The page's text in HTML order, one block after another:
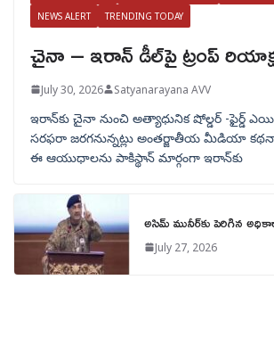
NEWS ALERT
TRENDING TODAY
చైనా – ఇరాన్ డీల్‌పై ట్రంప్
July 30, 2026 Satyanarayana AVV
ఇరాన్‌కు చైనా నుంచి అత్యాధునిక షోల్డర్‌ -ఫైర్డ్
సరఫరా జరగనున్నట్లు అంతర్జాతీయ మీడియా
ఈ ఆయుధాలను పాకిస్థాన్‌ మార్గంగా ఇరాన్‌కు
అసిమ్ మునీర్‌కు పెరిగిన
July 27, 2026